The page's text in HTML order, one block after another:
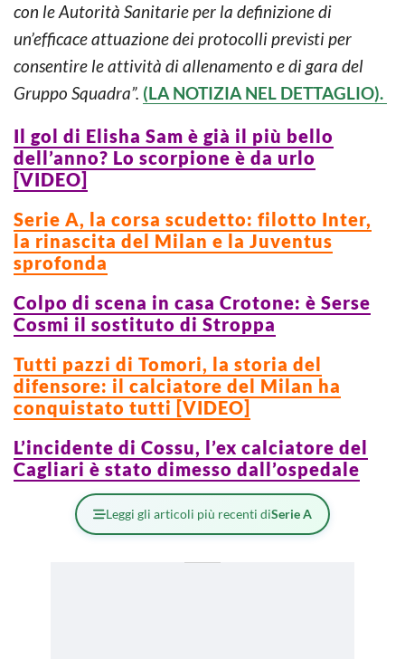
con le Autorità Sanitarie per la definizione di
un’efficace attuazione dei protocolli previsti per
consentire le attività di allenamento e di gara del
Gruppo Squadra”. (LA NOTIZIA NEL DETTAGLIO).
Il gol di Elisha Sam è già il più bello
dell’anno? Lo scorpione è da urlo
[VIDEO]
Serie A, la corsa scudetto: filotto Inter,
la rinascita del Milan e la Juventus
sprofonda
Colpo di scena in casa Crotone: è Serse
Cosmi il sostituto di Stroppa
Tutti pazzi di Tomori, la storia del
difensore: il calciatore del Milan ha
conquistato tutti [VIDEO]
L’incidente di Cossu, l’ex calciatore del
Cagliari è stato dimesso dall’ospedale
Leggi gli articoli più recenti diSerie A